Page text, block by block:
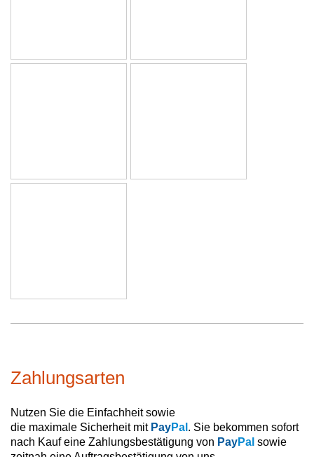
Zahlungsarten
Nutzen Sie die Einfachheit sowie
die maximale Sicherheit mit PayPal . Sie bekommen sofort
nach Kauf eine Zahlungsbestätigung von PayPal sowie